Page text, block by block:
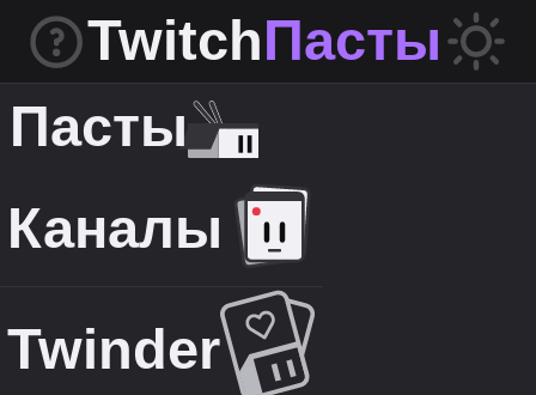
TwitchПасты
Пасты
Каналы
Twinder